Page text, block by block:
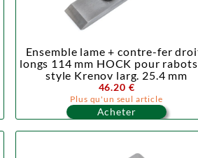
Ensemble lame + contre-fer
longs 114 mm HOCK pour
style Krenov larg. 25.4 mm
46.20 €
Plus qu'un seul article
Acheter